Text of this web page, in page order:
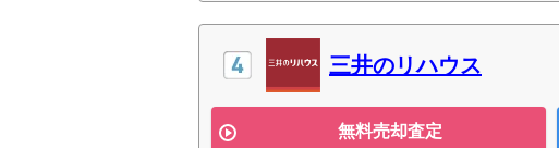
三井のリハウス
無料売却査定